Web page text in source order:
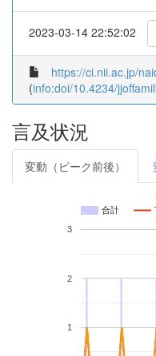
2023-03-14 22:52:02
https://ci.nii.ac.jp/
(info:doi/10.4234/
言及状況
変動（ピーク前後）
合計
1
2
3